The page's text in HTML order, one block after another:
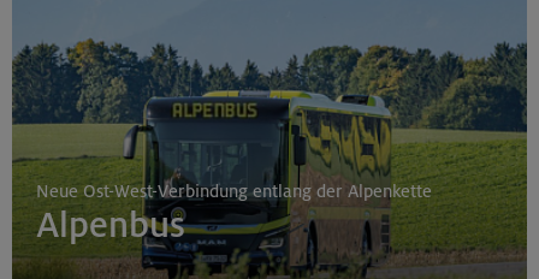
Neue Ost-West-Verbindung entlang der Alpenkette
Alpenbus